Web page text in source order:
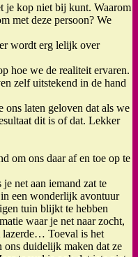
je kop niet bij kunt. Waarom
met deze persoon? We
wordt erg lelijk over
hoe we de realiteit ervaren.
zelf uitstekend in de hand
ons laten geloven dat als we
dit is of dat. Lekker
om ons daar af en toe op te
net aan iemand zat te
een wonderlijk avontuur
tuin blijkt te hebben
waar je net naar zocht,
lazerde… Toeval is het
ons duidelijk maken dat ze